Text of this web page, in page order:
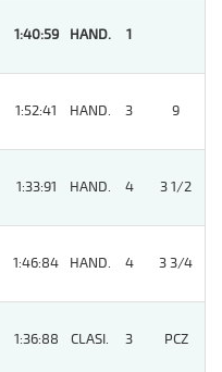
1:40:59 HAND. 1
1:52:41 HAND. 3 9
1:33:91 HAND. 4 3 1/2
1:46:84 HAND. 4 3 3/4
1:36:88 CLASI. 3 PCZ